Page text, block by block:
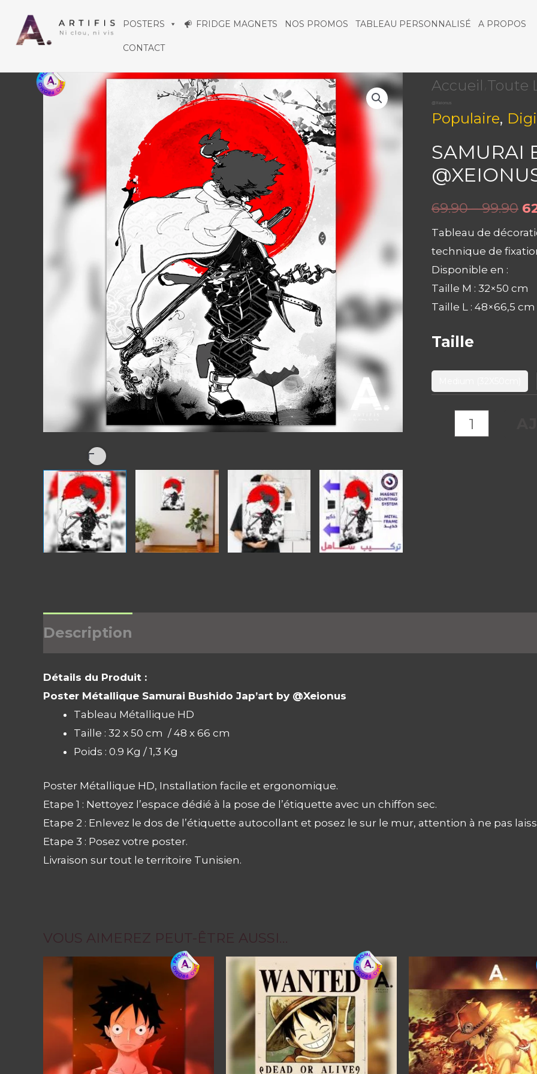
Aller
au
POSTERS FRIDGE MAGNETS NOS PROMOS TABLEAU PERSONNALISÉ A PROPOS
CONTACT
Accueil / Toute
@Xeionus
Populaire,
SAMURAI
69.90 – 99.90
Tableau de
technique de
Disponible en :
Taille M : 32×50 cm
Taille L : 48×66,5 cm
Taille
quantité
de
Samurai
Bushido
by
@Xeionus
Description
Détails du Produit :
Poster Métallique Samurai Bushido Jap’art by @Xeionus
Tableau Métallique HD
Taille : 32 x 50 cm / 48 x 66 cm
Poids : 0.9 Kg / 1,3 Kg
Poster Métallique HD, Installation facile et ergonomique.
Etape 1 : Nettoyez l’espace dédié à la pose de l’étiquette avec un chiffon sec.
Etape 2 : Enlevez le dos de l’étiquette autocollant et posez le sur le mur, attention à ne pas
Etape 3 : Posez votre poster.
Livraison sur tout le territoire Tunisien.
VOUS AIMEREZ PEUT-ÊTRE AUSSI…
Ce
produit
a
plusieurs